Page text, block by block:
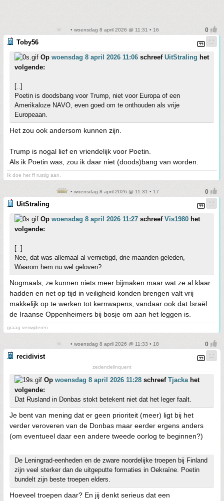
• woensdag 8 april 2026 @ 11:31 • 16
Toby56
Op woensdag 8 april 2026 11:06 schreef UitStraling het
volgende:
[..]
Poetin is doodsbang voor Trump, niet voor Europa of een
Amerikaloze NAVO, even goed om te onthouden als vrije
Europeaan.
Het zou ook andersom kunnen zijn.
Trump is nogal lief en vriendelijk voor Poetin.
Als ik Poetin was, zou ik daar niet (doods)bang van worden.
Ik doe het ff rustig aan.
• woensdag 8 april 2026 @ 11:31 • 17
UitStraling
Op woensdag 8 april 2026 11:27 schreef Vis1980 het
volgende:
[..]
Nee, dat was allemaal al vernietigd, drie maanden geleden,
Waarom hem nu wel geloven?
Nogmaals, ze kunnen niets meer bijmaken maar wat ze al klaar
hadden en net op tijd in veiligheid konden brengen valt vrij
makkelijk op te werken tot kernwapens, vandaar ook dat Israël
de Iraanse Oppenheimers bij bosje om aan het leggen is.
graag verwijderen
• woensdag 8 april 2026 @ 11:33 • 18
recidivist
zedendelinquent
Op woensdag 8 april 2026 11:28 schreef Tjackahet
volgende:
Dat Rusland in Donbas stokt betekent niet dat het leger faalt.
Je bent van mening dat er geen prioriteit (meer) ligt bij het
verder veroveren van de Donbas maar eerder ergens anders
(om eventueel daar een andere tweede oorlog te beginnen?)
De Leningrad-eenheden en de zware noordelijke troepen bij Finland
zijn veel sterker dan de uitgeputte formaties in Oekraïne. Poetin
bundelt zijn beste troepen elders.
Hoeveel troepen daar? En jij denkt serieus dat een